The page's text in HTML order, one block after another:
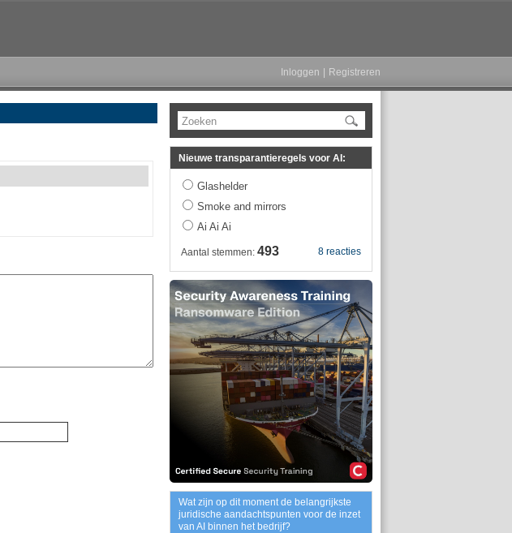
Inloggen Registreren
Zoeken
Nieuwe transparantieregels voor AI:
Glashelder
Smoke and mirrors
Ai Ai Ai
8 reacties
Aantal stemmen: 493
Wat zijn op dit moment de belangrijkste
juridische aandachtspunten voor de inzet
van AI binnen het bedrijf?